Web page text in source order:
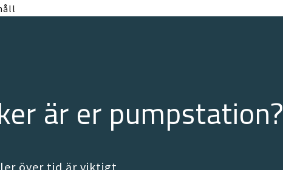
är er pumpstation?
över tid är viktigt